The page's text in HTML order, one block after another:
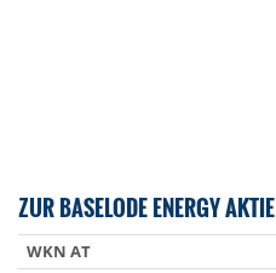
ZUR BASELODE ENERGY AKTIE
WKN AT